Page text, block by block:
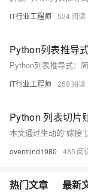
IT行业工程师 524
Python列表推导
Python列表推导式：
IT行业工程师 269
overmind1980 485
热门文章 最新